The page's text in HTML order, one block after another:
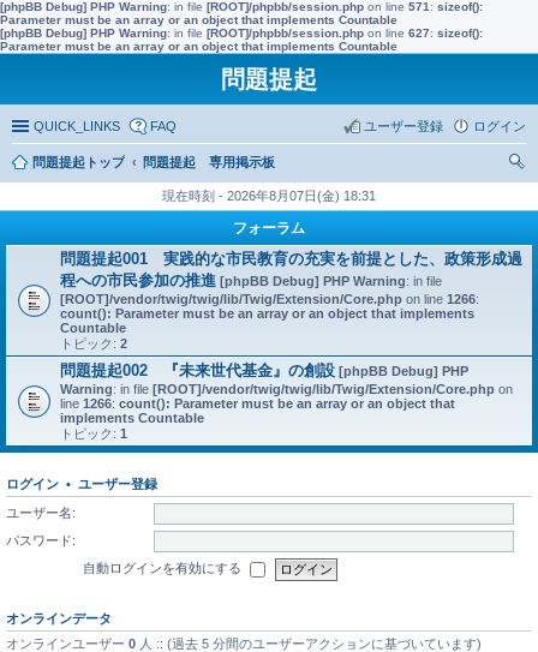
[phpBB Debug] PHP Warning: in file [ROOT]/phpbb/session.php on line 571 : sizeof():
Parameter must be an array or an object that implements Countable
[phpBB Debug] PHP Warning: in file [ROOT]/phpbb/session.php on line 627: sizeof():
Parameter must be an array or an object that implements Countable
問題提起
QUICK_LINKS FAQ ログイン
ユーザー登録
問題提起トップ
問題提起 専用掲示板
現在時刻 - 2026年8月07日(金) 18:31
フォーラム
問題提起001 実践的な市民教育の充実を前提とした、政策形成過
程への市民参加の推進 [phpBB Debug] PHP Warning: in file
[ROOT]/vendor/twig/twig/lib/Twig/Extension/Core.php on line 1266:
count(): Parameter must be an array or an object that implements
Countable
トピック: 2
問題提起002 『未来世代基金』の創設 [phpBB Debug] PHP
Warning: in file [ROOT]/vendor/twig/twig/lib/Twig/Extension/Core.php on
line 1266: count(): Parameter must be an array or an object that
implements Countable
トピック: 1
ログイン • ユーザー登録
ユーザー名:
パスワード:
自動ログインを有効にする
オンラインデータ
オンラインユーザー 0 人 :: (過去 5 分間のユーザーアクションに基づいています)